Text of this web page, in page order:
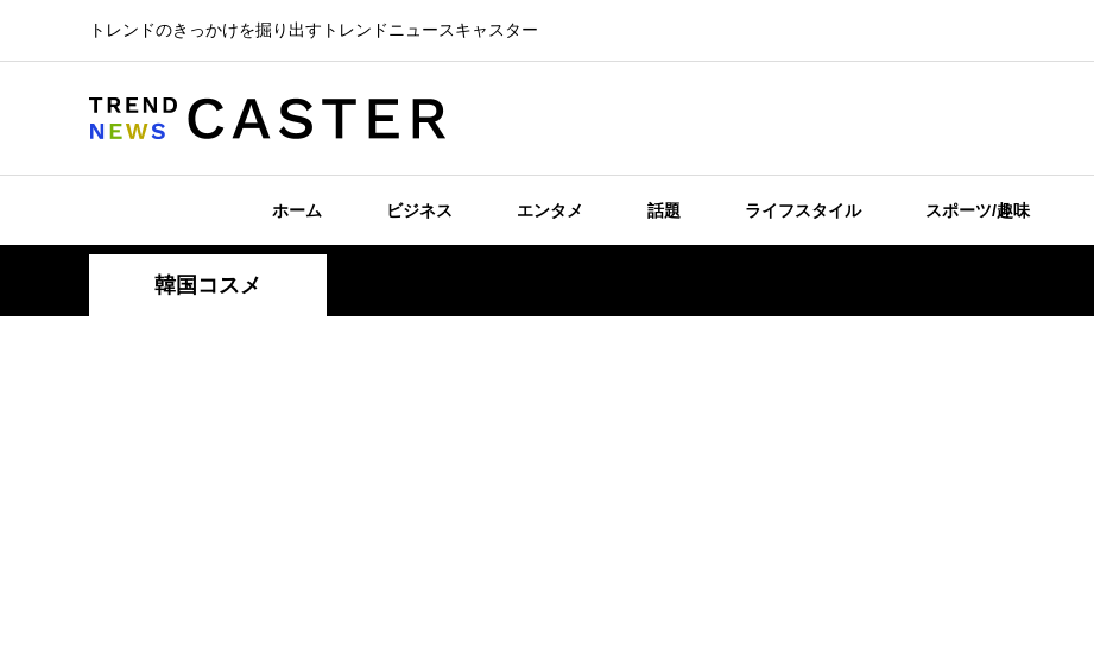
トレンドのきっかけを掘り出すトレンドニュースキャスター
ホーム ビジネス エンタメ 話題 ライフスタイル スポーツ/趣味
韓国コスメ